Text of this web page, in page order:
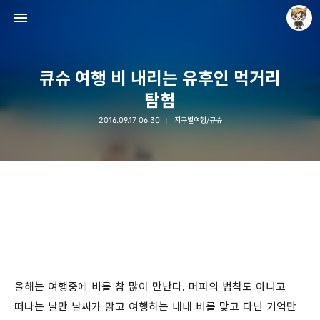
큐슈 여행 비 내리는 유후인 먹거리
탐험
2016.09.17 06:30 지구별여행/큐슈
올해는 여행중에 비를 참 많이 만난다. 머피의 법칙도 아니고
떠나는 날만 날씨가 맑고 여행하는 내내 비를 맞고 다닌 기억만
Raycat : Photo and Story